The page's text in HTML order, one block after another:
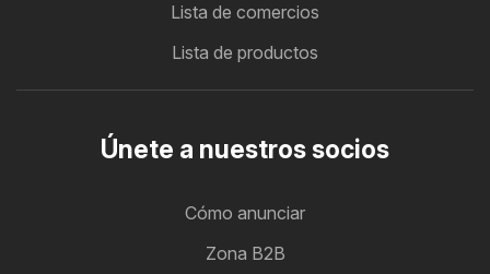
Lista de comercios
Lista de productos
Únete a nuestros socios
Cómo anunciar
Zona B2B